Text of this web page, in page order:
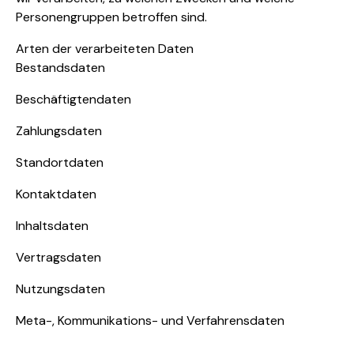
Personengruppen betroffen sind.
Arten der verarbeiteten Daten
Bestandsdaten
Beschäftigtendaten
Zahlungsdaten
Standortdaten
Kontaktdaten
Inhaltsdaten
Vertragsdaten
Nutzungsdaten
Meta-, Kommunikations- und Verfahrensdaten